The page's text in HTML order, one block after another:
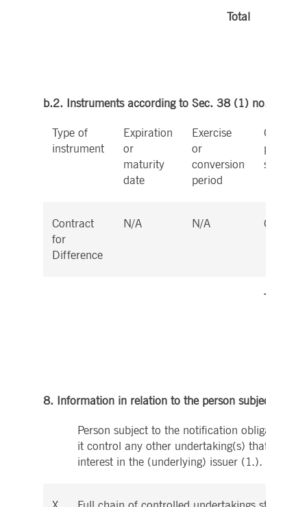
Total
b.2. Instruments according to Sec. 38 (1) no. 2
Type of
instrument
Expiration
or
maturity
date
Exercise
or
conversion
period
Cash or
physical
Contract
for
Difference
N/A N/A Cash
Total
8. Information in relation to the person subject to
Person subject to the notification obligation is
it control any other undertaking(s) that
interest in the (underlying) issuer (1.).